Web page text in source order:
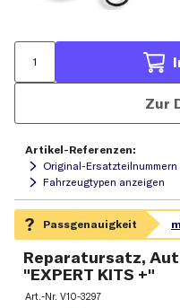
Zur
Artikel-Referenzen:
Original-
Fahrzeugtypen anzeigen
Reparatursatz,
"EXPERT KITS +"
Art.-Nr.V10-3297